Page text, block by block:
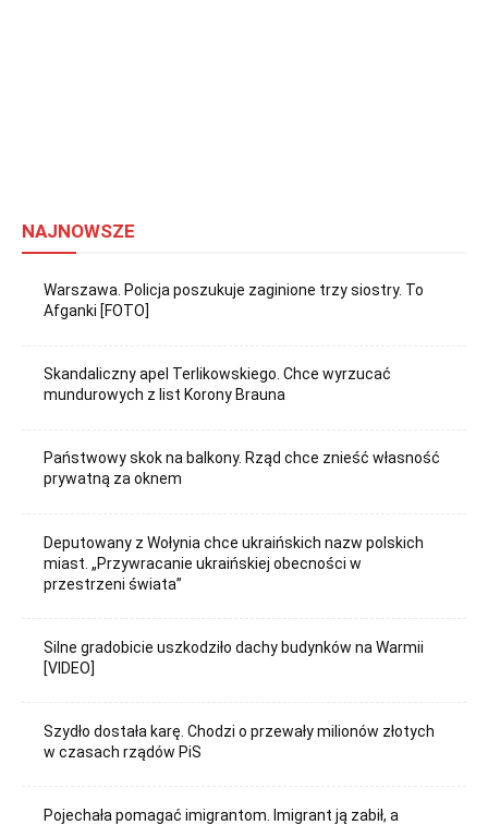
NAJNOWSZE
Warszawa. Policja poszukuje zaginione trzy siostry. To
Afganki [FOTO]
Skandaliczny apel Terlikowskiego. Chce wyrzucać
mundurowych z list Korony Brauna
Państwowy skok na balkony. Rząd chce znieść własność
prywatną za oknem
Deputowany z Wołynia chce ukraińskich nazw polskich
miast. „Przywracanie ukraińskiej obecności w
przestrzeni świata”
Silne gradobicie uszkodziło dachy budynków na Warmii
[VIDEO]
Szydło dostała karę. Chodzi o przewały milionów złotych
w czasach rządów PiS
Pojechała pomagać imigrantom. Imigrant ją zabił, a